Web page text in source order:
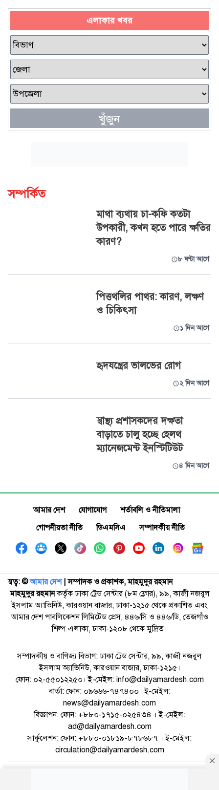
এলাকার খবর
খুঁজুন
সম্পর্কিত
মাথা ব্যথায় চা-কফি কতটা
উপকারী, কখন হতে পারে ক্ষতির
কারণ?
৮ ঘণ্টা আগে
পিত্তথলির পাথর: কারণ, লক্ষণ
ও চিকিৎসা
১ দিন আগে
হৃদযন্ত্রের ভালভের রোগ
২ দিন আগে
স্বাস্থ্য প্রশাসকদের দক্ষতা
বাড়াতে চালু হচ্ছে হেলথ
ম্যানেজমেন্ট ইনস্টিটিউট
৪ দিন আগে
আমার দেশ যোগাযোগ
শর্তাবলি ও নীতিমালা
গোপনীয়তা নীতি
ডিএমসিএ সম্পাদকীয় নীতি
স্বত্ব: ©️আমার দেশ| সম্পাদক ও প্রকাশক, মাহমুদুর রহমান
মাহমুদুর রহমানকর্তৃক ঢাকা ট্রেড সেন্টার (৮ম ফ্লোর), ৯৯, কাজী নজরুল
ইসলাম অ্যাভিনিউ, কারওয়ান বাজার, ঢাকা-১২১৫ থেকে প্রকাশিত এবং
আমার দেশ পাবলিকেশন লিমিটেড প্রেস, ৪৪৬/সি ও ৪৪৬/ডি, তেজগাঁও
শিল্প এলাকা, ঢাকা-১২০৮ থেকে মুদ্রিত।
সম্পাদকীয় ও বাণিজ্য বিভাগ: ঢাকা ট্রেড সেন্টার, ৯৯, কাজী নজরুল
ইসলাম অ্যাভিনিউ, কারওয়ান বাজার, ঢাকা-১২১৫।
ফোন: ০২-৫৫০১২২৫০। ই-মেইল: info@dailyamardesh.com
বার্তা: ফোন: ০৯৬৬৬-৭৪৭৪০০। ই-মেইল:
news@dailyamardesh.com
বিজ্ঞাপন: ফোন: +৮৮০-১৭১৫-০২৫৪৩৪ । ই-মেইল:
ad@dailyamardesh.com
সার্কুলেশন: ফোন: +৮৮০-০১৮১৯-৮৭৮৬৮৭ । ই-মেইল:
circulation@dailyamardesh.com